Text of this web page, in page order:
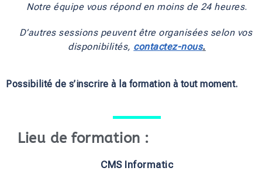
Notre équipe vous répond en moins de 24 heures.
D’autres sessions peuvent être organisées selon vos
disponibilités, contactez-nous.
Possibilité de s’inscrire à la formation à tout moment.
Lieu de formation :
CMS Informatic